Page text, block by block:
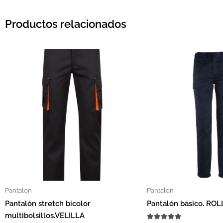
Productos relacionados
Pantalon
Pantalón stretch bicolor
multibolsillos.VELILLA
Este producto tiene múltiples
Pantalon
Pantalón básico.
El precio
El